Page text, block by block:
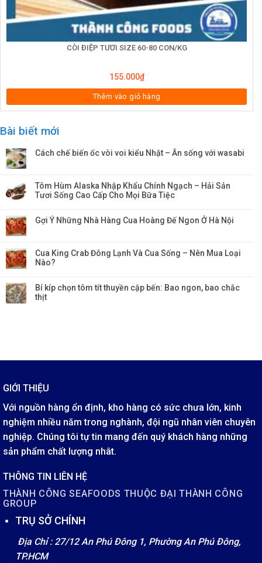
CÒI ĐIỆP TƯƠI SIZE 60-80 CON/KG
155.000₫
Thêm vào giỏ hàng
Bài biết mới
Cách chế biến ốc vòi voi kiểu Nhật – Ăn sống với wasabi
Tôm Hùm Alaska Nhập Khẩu Chính Ngạch – Hải Sản
Tươi Sống Cao Cấp Cho Mọi Bữa Tiệc
Gợi Ý Những Nhà Hàng Cua Hoàng Đế Ngon Ở Hà Nội
Cua King Crab Đông Lạnh Và Cua Sống – Nên Mua Loại
Nào?
Bí kíp chọn tôm tít thuyền cập bến: Bao ngon, bao chắc
thịt
GIỚI THIỆU
Với nguồn hàng ổn định, kho hàng có sức chưa lớn, kinh
nghiệm nhiều năm trong nghành, đội ngũ nhân viên chuyên
nghiệp. Chúng tôi tự tin mang đến quý khách hàng những
sản phẩm chất lượng nhât.
THÔNG TIN LIÊN HỆ
THÀNH CÔNG SEAFOODS THUỘC ĐẠI THÀNH CÔNG
GROUP
TRỤ SỞ CHÍNH
Địa Chỉ : 27/12 An Phú Đông 1, Phường An Phú Đông,
TP.HCM